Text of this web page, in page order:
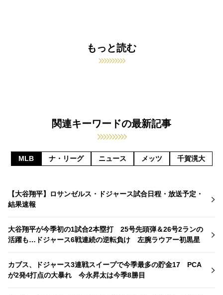
もっと読む
関連キーワードの最新記事
MLB ナ・リーグ ニュース メッツ 千賀滉大
【大谷翔平】ロサンゼルス・ドジャース試合日程・放送予定・
結果速報
大谷翔平が今季初の1試合2本塁打 25号先頭弾＆26号2ランの
活躍も…ドジャース6戦連続の逆転負け 左腕ラウアー初黒星
カブス、ドジャース3連戦スイープで今季最多の貯金17 PCA
が2発4打点の大暴れ 今永昇太は今季8勝目